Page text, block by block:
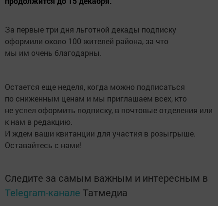
За первые три дня льготной декады подписку
оформили около 100 жителей района, за что
мы им очень благодарны.
Остается еще неделя, когда можно подписаться
по сниженным ценам и мы приглашаем всех, кто
не успел оформить подписку, в почтовые отделения или
к нам в редакцию.
И ждем ваши квитанции для участия в розыгрыше.
Оставайтесь с нами!
Следите за самым важным и интересным в
Telegram-канале Татмедиа